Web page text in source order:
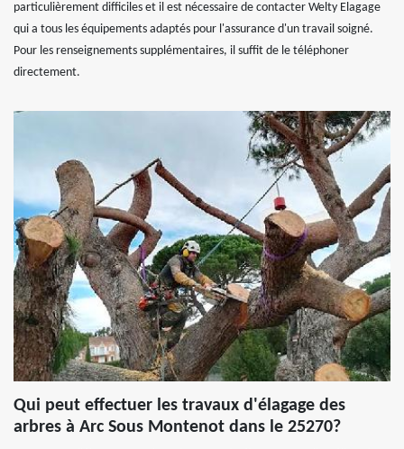
particulièrement difficiles et il est nécessaire de contacter Welty Elagage
qui a tous les équipements adaptés pour l'assurance d'un travail soigné.
Pour les renseignements supplémentaires, il suffit de le téléphoner
directement.
Qui peut effectuer les travaux d'élagage des
arbres à Arc Sous Montenot dans le 25270?